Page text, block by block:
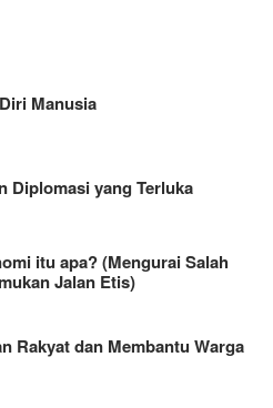
Manusia
Diplomasi yang Terluka
itu apa? (Mengurai Salah
Jalan Etis)
Rakyat dan Membantu Warga